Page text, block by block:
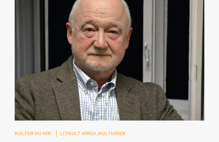
KULTER.HU HÍR LITKULT HÍREK KULTHÍREK